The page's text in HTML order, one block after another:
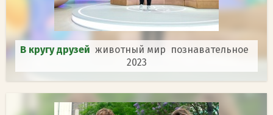
В кругу друзей животный мир познавательное
2023